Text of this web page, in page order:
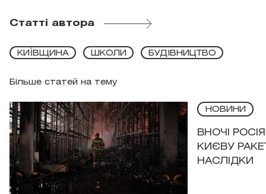
Статті автора
Більше статей на тему
КИЇВЩИНА ШКОЛИ БУДІВНИЦТВО
НОВИНИ
ВНОЧІ
КИЄВУ
НАСЛІДКИ